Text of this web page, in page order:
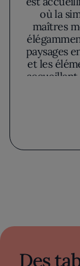
où la
maîtres
paysages
et les
chaque
avec
Des